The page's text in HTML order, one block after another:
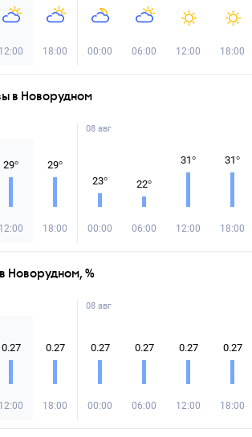
12:00 18:00 00:00 06:00 12:00 18:00
в Новорудном
29°
12:00
29°
18:00
08 авг
23°
00:00
22°
06:00
31°
12:00
31°
18:00
Новорудном, %
0.27
12:00
0.27
18:00
08 авг
0.27
00:00
0.27
06:00
0.27
12:00
0.27
18:00